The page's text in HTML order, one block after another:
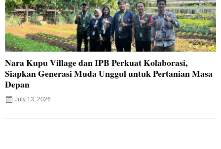
Nara Kupu Village dan IPB Perkuat Kolaborasi,
Siapkan Generasi Muda Unggul untuk Pertanian Masa
Depan
July 13, 2026